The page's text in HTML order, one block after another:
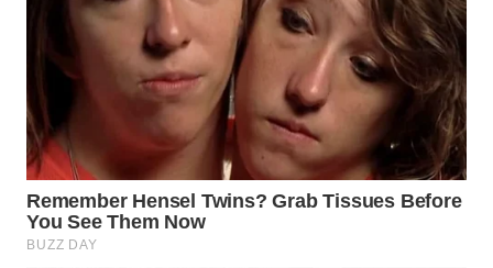
WN
TAPANULI
UTARA
WN
SAMOSIR
WN
PADANG